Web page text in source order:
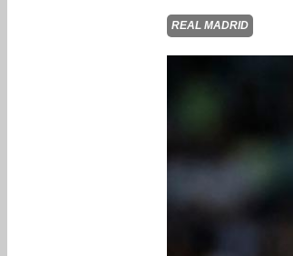
REAL MADRID